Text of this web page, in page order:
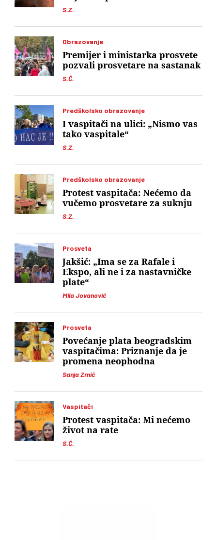
S.Z.
Obrazovanje
S.Ć.
Premijer i ministarka prosvete
pozvali prosvetare na sastanak
Predškolsko obrazovanje
S.Z.
I vaspitači na ulici: „Nismo vas
tako vaspitale“
Predškolsko obrazovanje
S.Z.
Protest vaspitača: Nećemo da
vučemo prosvetare za suknju
Prosveta
Mila Jovanović
Jakšić: „Ima se za Rafale i
Ekspo, ali ne i za nastavničke
plate“
Prosveta
Sanja Zrnić
Povećanje plata beogradskim
vaspitačima: Priznanje da je
promena neophodna
Vaspitači
S.Ć.
Protest vaspitača: Mi nećemo
život na rate